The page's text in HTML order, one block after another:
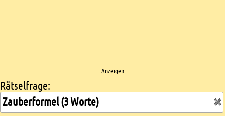
Anzeigen
Kreuzworträtsel suchen
Rätselfrage: